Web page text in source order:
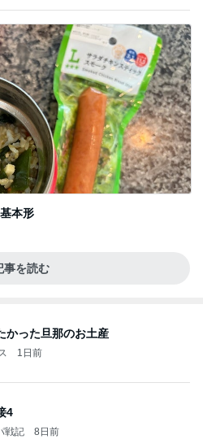
本形
事を読む
かった旦那のお土産
1日前
4
戦記 8日前